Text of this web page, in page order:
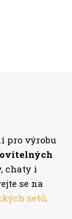
pro výrobu
chaty i
se na
setů.